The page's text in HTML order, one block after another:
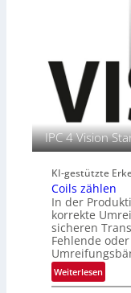
r
e
t
s
l
e
t
e
i
n
IPC 4 Vision
KI-gestützte
Coils zählen
In der
korrekte
sicheren
Fehlende
Weiterlesen:
C